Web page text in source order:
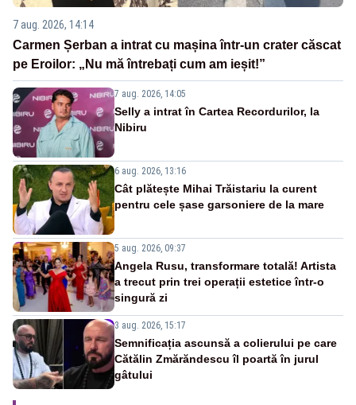
7 aug. 2026, 14:14
Carmen Șerban a intrat cu mașina într-un crater căscat
pe Eroilor: „Nu mă întrebați cum am ieșit!”
7 aug. 2026, 14:05
Selly a intrat în Cartea Recordurilor, la
Nibiru
6 aug. 2026, 13:16
Cât plătește Mihai Trăistariu la curent
pentru cele șase garsoniere de la mare
5 aug. 2026, 09:37
Angela Rusu, transformare totală! Artista
a trecut prin trei operații estetice într-o
singură zi
3 aug. 2026, 15:17
Semnificația ascunsă a colierului pe care
Cătălin Zmărăndescu îl poartă în jurul
gâtului